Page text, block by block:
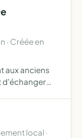
· Créée en
aux anciens
d'échanger
local ·